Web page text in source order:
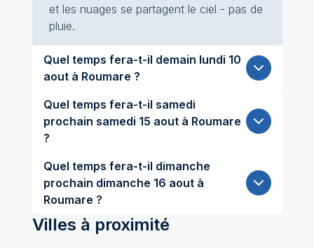
et les nuages se partagent le ciel - pas de
pluie.
Quel temps fera-t-il demain lundi 10
aout à Roumare ?
Quel temps fera-t-il samedi
prochain samedi 15 aout à Roumare
?
Quel temps fera-t-il dimanche
prochain dimanche 16 aout à
Roumare ?
Villes à proximité